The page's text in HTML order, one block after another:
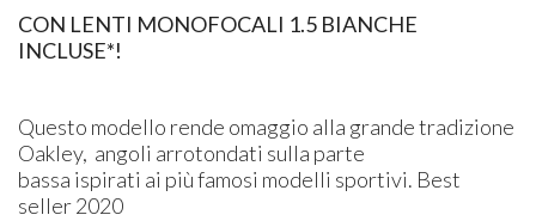
CON LENTI MONOFOCALI 1.5 BIANCHE
INCLUSE*!
Questo modello rende omaggio alla grande tradizione
Oakley, angoli arrotondati sulla parte
bassa ispirati ai più famosi modelli sportivi. Best
seller 2020